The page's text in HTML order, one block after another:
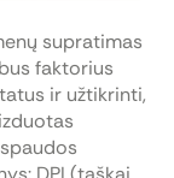
supratimas
faktorius
ir užtikrinti,